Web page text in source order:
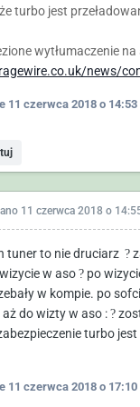
turbo jest
wytłumaczenie na
news/
11 czerwca 2018 o 14:53
11 czerwca 2018 o
tuner to nie druciarz ?
w aso?po
w kompie. po
aż do wizty w aso : ?
turbo
11 czerwca 2018 o 17:10